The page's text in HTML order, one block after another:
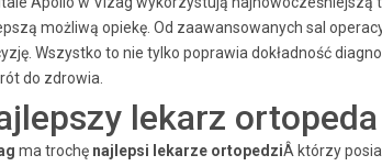
możliwą opiekę. Od zaawansowanych sal
Wszystko to nie tylko poprawia dokładność
do zdrowia.
lekarz
ma trochę najlepsi lekarze ortopedziÂ którzy